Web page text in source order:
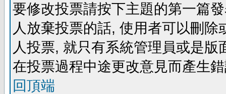
要修改投票請按下主題的第一篇
人放棄投票的話, 使用者可以刪
人投票, 就只有系統管理員或是
在投票過程中途更改意見而產生
回頂端